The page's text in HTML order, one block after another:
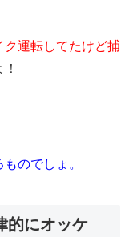
ク運転してたけど捕
のでしょ。
的にオッケ